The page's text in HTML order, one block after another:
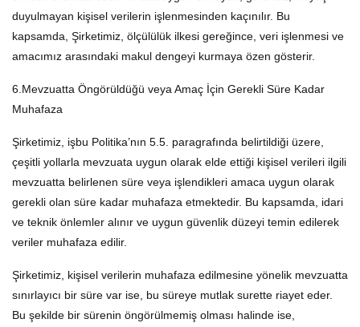
duyulmayan kişisel verilerin işlenmesinden kaçınılır. Bu
kapsamda, Şirketimiz, ölçülülük ilkesi gereğince, veri işlenmesi ve
amacımız arasındaki makul dengeyi kurmaya özen gösterir.
6.Mevzuatta Öngörüldüğü veya Amaç İçin Gerekli Süre Kadar
Muhafaza
Şirketimiz, işbu Politika’nın 5.5. paragrafında belirtildiği üzere,
çeşitli yollarla mevzuata uygun olarak elde ettiği kişisel verileri ilgili
mevzuatta belirlenen süre veya işlendikleri amaca uygun olarak
gerekli olan süre kadar muhafaza etmektedir. Bu kapsamda, idari
ve teknik önlemler alınır ve uygun güvenlik düzeyi temin edilerek
veriler muhafaza edilir.
Şirketimiz, kişisel verilerin muhafaza edilmesine yönelik mevzuatta
sınırlayıcı bir süre var ise, bu süreye mutlak surette riayet eder.
Bu şekilde bir sürenin öngörülmemiş olması halinde ise,